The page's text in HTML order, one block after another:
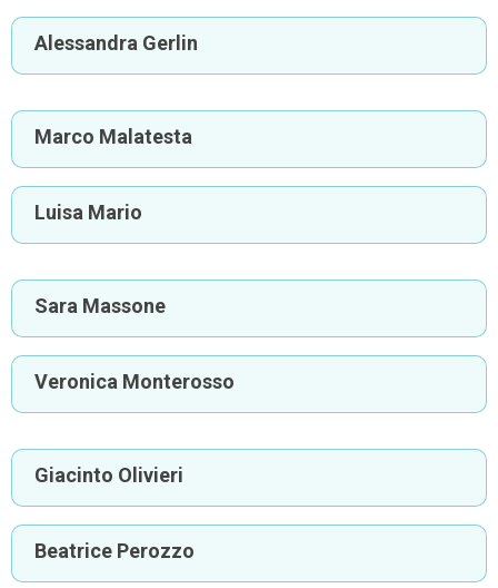
Alessandra Gerlin
Marco Malatesta
Luisa Mario
Sara Massone
Veronica Monterosso
Giacinto Olivieri
Beatrice Perozzo